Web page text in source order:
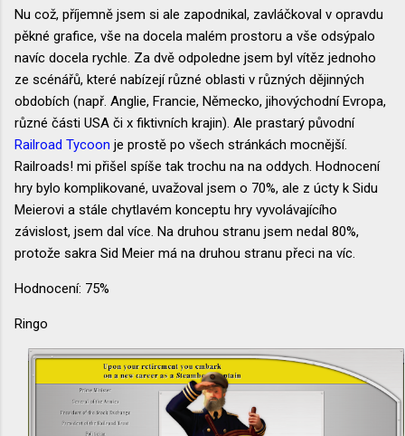
Nu což, příjemně jsem si ale zapodnikal, zavláčkoval v opravdu
pěkné grafice, vše na docela malém prostoru a vše odsýpalo
navíc docela rychle. Za dvě odpoledne jsem byl vítěz jednoho
ze scénářů, které nabízejí různé oblasti v různých dějinných
obdobích (např. Anglie, Francie, Německo, jihovýchodní Evropa,
různé části USA či x fiktivních krajin). Ale prastarý původní
Railroad Tycoon je prostě po všech stránkách mocnější.
Railroads! mi přišel spíše tak trochu na na oddych. Hodnocení
hry bylo komplikované, uvažoval jsem o 70%, ale z úcty k Sidu
Meierovi a stále chytlavém konceptu hry vyvolávajícího
závislost, jsem dal více. Na druhou stranu jsem nedal 80%,
protože sakra Sid Meier má na druhou stranu přeci na víc.
Hodnocení: 75%
Ringo